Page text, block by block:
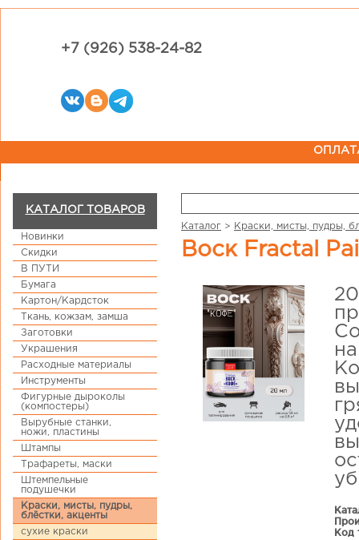
+7 (926) 538-24-82
КАТАЛОГ ТОВАРОВ
Новинки
Скидки
В ПУТИ
Бумага
Картон/Кардсток
Ткань, кожзам, замша
Заготовки
Украшения
Расходные материалы
Инструменты
Фигурные дыроколы
(компостеры)
Вырубные станки,
ножи, пластины
Штампы
Трафареты, маски
Штемпельные
подушечки
Краски, мисты, пудры,
блёстки, акценты
сухие краски
Каталог > Краски, мисты, пудры,
Воск Fractal
Код